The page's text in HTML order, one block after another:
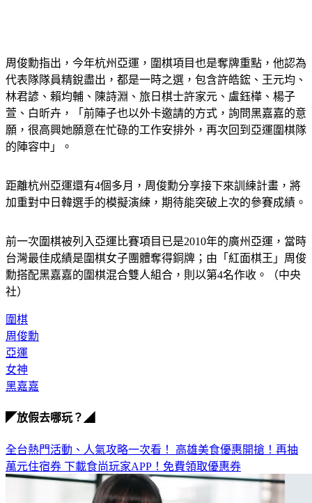
周俊勳指出，今年杭州亞運，圍棋項目也是奪牌重點，他認為
代表隊隊員精銳盡出，都是一時之選，包含許皓鋐、王元均、
林君諺、賴均輔、陳詩淵、旅日棋士許家元、盧鈺樺、楊子
萱、白昕卉，「前陣子也以外卡邀請的方式，詢問黑嘉嘉的意
願，很高興她願意在忙碌的工作安排外，再次回到亞運圍棋隊
距離杭州亞運還有4個多月，周俊勳分享接下來訓練計畫，將
前一次圍棋被列入亞運比賽項目已是2010年的廣州亞運，當時
台灣最佳成績是圍棋女子團體奪得銅牌；由「紅面棋王」周俊
勳搭配黑嘉嘉的圍棋混合雙人組合，則以第4名作收。（中央
圍棋
周俊勳
亞運
女神
全台熱門活動、人氣攻略一次看！高雄美食優惠開搶！再抽
萬元住宿券下載食尚玩家APP！免費領取優惠券